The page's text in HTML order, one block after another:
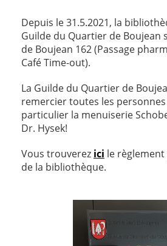
Depuis le 31.5.2021, la
Guilde du Quartier de Boujean
de Boujean 162 (Passage
Café Time-out).
La Guilde du Quartier de
remercier toutes les
particulier la menuiserie
Dr. Hysek!
Vous trouverez ici le
de la bibliothèque.